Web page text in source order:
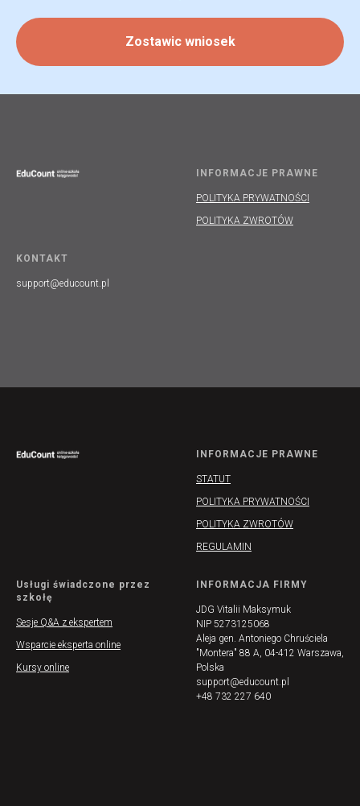
Zostawic wniosek
INFORMACJE PRAWNE
POLITYKA PRYWATNOŚCI
POLITYKA ZWROTÓW
KONTAKT
support@educount.pl
INFORMACJE PRAWNE
STATUT
POLITYKA PRYWATNOŚCI
POLITYKA ZWROTÓW
REGULAMIN
Usługi świadczone przez
szkołę
Sesje Q&A z ekspertem
Wsparcie eksperta online
Kursy online
INFORMACJA FIRMY
JDG Vitalii Maksymuk
NIP 5273125068
Aleja gen. Antoniego Chruściela
"Montera" 88 A, 04-412 Warszawa,
Polska
support@educount.pl
+48 732 227 640